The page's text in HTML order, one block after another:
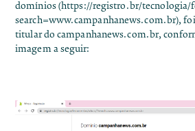
domínios (https://registro.br/tecnologia/
search=www.campanhanews.com.br),
titular do campanhanews.com.br,
imagem a seguir: